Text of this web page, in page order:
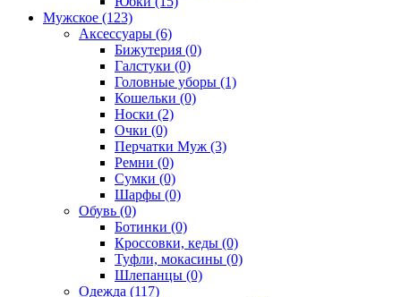
Мужское (123)
Аксессуары (6)
Бижутерия (0)
Галстуки (0)
Головные уборы (1)
Кошельки (0)
Носки (2)
Очки (0)
Перчатки Муж (3)
Ремни (0)
Сумки (0)
Шарфы (0)
Обувь (0)
Ботинки (0)
Кроссовки, кеды (0)
Туфли, мокасины (0)
Шлепанцы (0)
Одежда (117)